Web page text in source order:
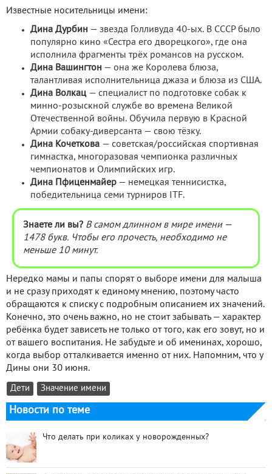
Известные носительницы имени:
Дина Дурбин — звезда Голливуда 40-ых. В СССР было
популярно кино «Сестра его дворецкого», где она
исполнила фрагменты трёх романсов на русском.
Дина Вашингтон — она же Королева блюза,
талантливая исполнительница джаза и блюза из США.
Дина Волкац — специалист по подготовке собак к
минно-розыскной службе во времена Великой
Отечественной войны. Обучила первую в Красной
Армии собаку-диверсанта — свою тёзку.
Дина Кочеткова — советская/российская спортивная
гимнастка, многоразовая чемпионка различных
чемпионатов и Олимпийских игр.
Дина Пфиценмайер — немецкая теннисистка,
победительница семи турниров ITF.
Знаете ли вы? В самом длинном в мире имени —
1478 букв. Чтобы его прочесть, необходимо не
меньше 10 минут.
Нередко мамы и папы спорят о выборе имени для малыша
и не сразу приходят к единому мнению, поэтому часто
обращаются к списку с подробным описанием их значений.
Конечно, это очень важно, но не стоит забывать — характер
ребёнка будет зависеть не только от того, как его зовут, но и
от вашего воспитания. Не забудьте и об именинах, хорошо,
когда выбор отталкивается именно от них. Напомним, что у
Дины они 30 июня.
Дети Значение имени
Новости по теме
Что делать при коликах у новорожденных?